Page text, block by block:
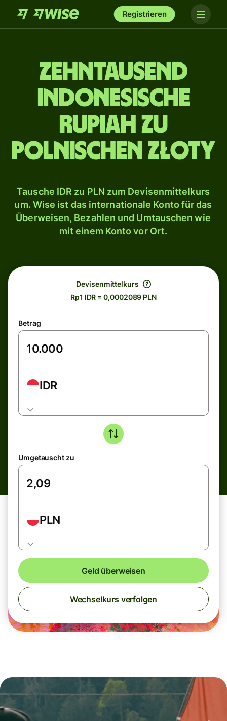
Registrieren
zehn­tausend
indonesische
Rupiah zu
polnischen Złoty
Tausche IDR zu PLN zum Devisenmittelkurs
um. Wise ist das internationale Konto für das
Überweisen, Bezahlen und Umtauschen wie
mit einem Konto vor Ort.
Devisenmittelkurs
Rp1 IDR = 0,0002089 PLN
Betrag
IDR
Umgetauscht zu
PLN
Geld überweisen
Wechselkurs verfolgen